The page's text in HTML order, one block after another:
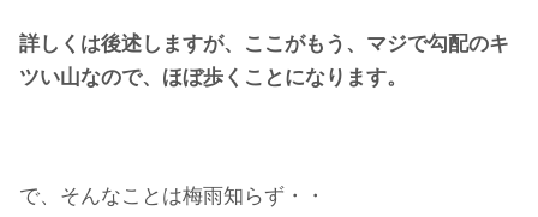
詳しくは後述しますが、ここがもう、マジで勾配のキ
ツい山なので、ほぼ歩くことになります。
で、そんなことは梅雨知らず・・